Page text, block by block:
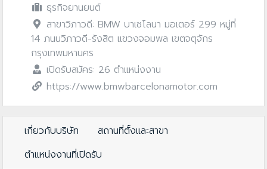
ธุรกิจยานยนต์
สาขาวิภาวดี: BMW บาเซโลนา มอเตอร์ 299 หมู่ที่
14 ภนนวิภาวดี-รังสิต แขวงจอมพล เขตจตุจักร
กรุงเทพมหานคร
เปิดรับสมัคร: 26 ตำแหน่งงาน
https://www.bmwbarcelonamotor.com
เกี่ยวกับบริษัท
สถานที่ตั้งและสาขา
ตำแหน่งงานที่เปิดรับ